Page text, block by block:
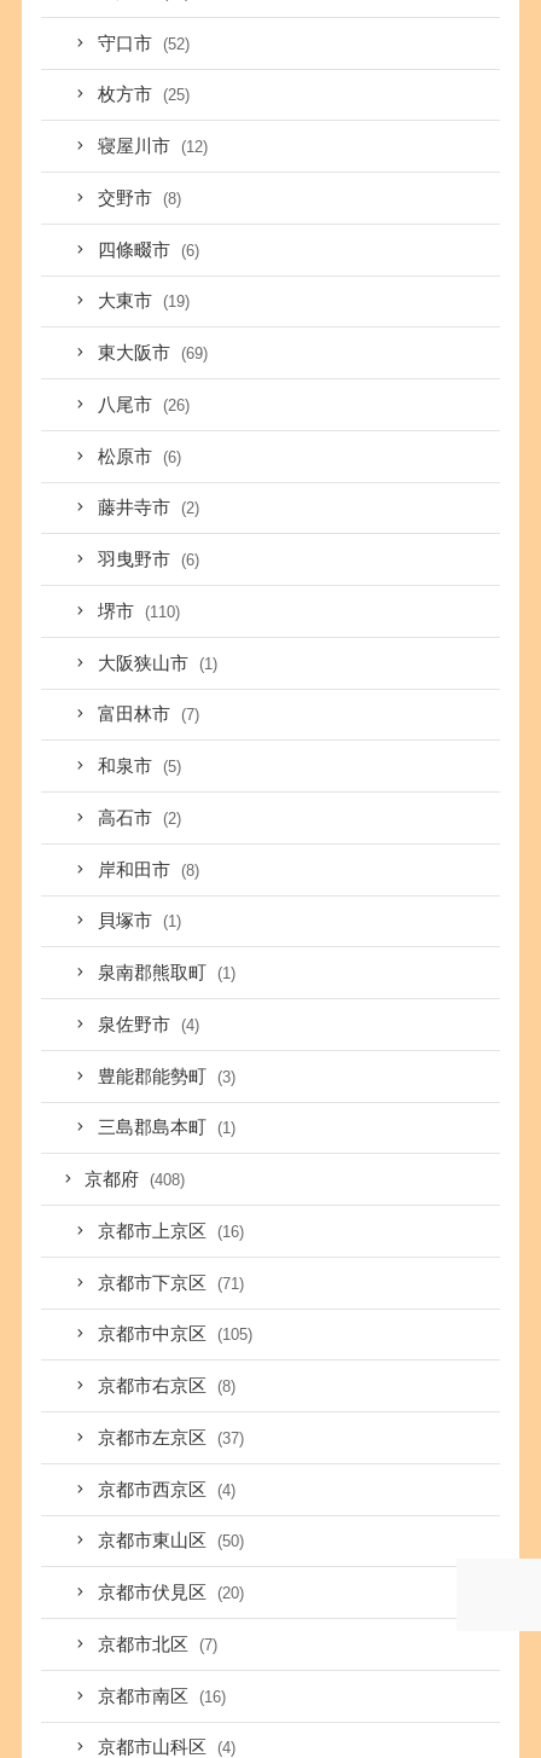
守口市 (52)
枚方市 (25)
寝屋川市 (12)
交野市 (8)
四條畷市 (6)
大東市 (19)
東大阪市 (69)
八尾市 (26)
松原市 (6)
藤井寺市 (2)
羽曳野市 (6)
堺市 (110)
大阪狭山市 (1)
富田林市 (7)
和泉市 (5)
高石市 (2)
岸和田市 (8)
貝塚市 (1)
泉南郡熊取町 (1)
泉佐野市 (4)
豊能郡能勢町 (3)
三島郡島本町 (1)
京都府 (408)
京都市上京区 (16)
京都市下京区 (71)
京都市中京区 (105)
京都市右京区 (8)
京都市左京区 (37)
京都市西京区 (4)
京都市東山区 (50)
京都市伏見区 (20)
京都市北区 (7)
京都市南区 (16)
京都市山科区 (4)